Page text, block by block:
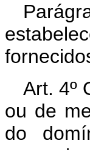
Art. 4º
ou de
do